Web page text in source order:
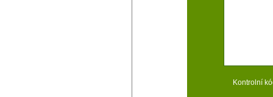
Kontrolní